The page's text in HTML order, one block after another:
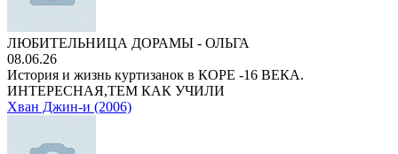
ЛЮБИТЕЛЬНИЦА ДОРАМЫ - ОЛЬГА
08.06.26
История и жизнь куртизанок в КОРЕ -16 ВЕКА.
ИНТЕРЕСНАЯ,ТЕМ КАК УЧИЛИ
Хван Джин-и (2006)